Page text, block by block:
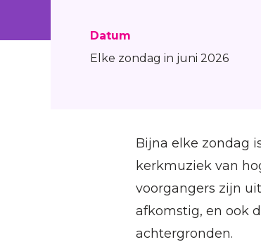
Datum
Elke zondag in juni 2026
Bijna elke zondag
kerkmuziek van
voorgangers zijn
afkomstig, en ook
achtergronden.